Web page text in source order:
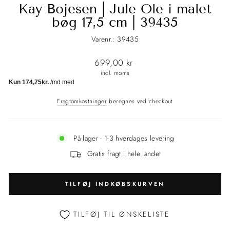
Kay Bojesen | Jule Ole i malet
bøg 17,5 cm | 39435
Varenr.: 39435
Normalpris
699,00 kr
incl. moms
Fragtomkostninger beregnes ved checkout
På lager - 1-3 hverdages levering
Gratis fragt i hele landet
TILFØJ INDKØBSKURVEN
TILFØJ TIL ØNSKELISTE